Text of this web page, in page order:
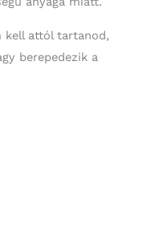
kell attól tartanod,
berepedezik a